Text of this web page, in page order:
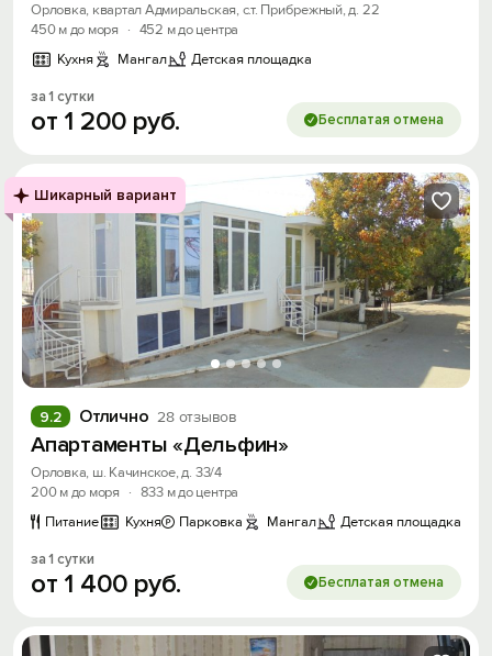
Орловка, квартал Адмиральская, с.т. Прибрежный, д. 22
450 м до моря
· 452 м до центра
Кухня
Мангал Детская площадка
за 1 сутки
от 1 200 руб. Бесплатая отмена
Шикарный вариант
Отлично 28 отзывов
9.2
Апартаменты «Дельфин»
Орловка, ш. Качинское, д. 33/4
200 м до моря
· 833 м до центра
Питание
Кухня Парковка Мангал Детская площадка
за 1 сутки
от 1 400 руб. Бесплатая отмена